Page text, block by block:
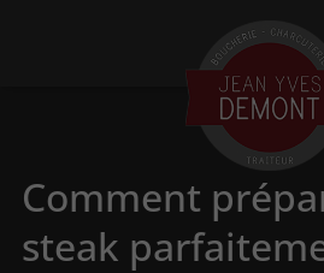
Comment
steak